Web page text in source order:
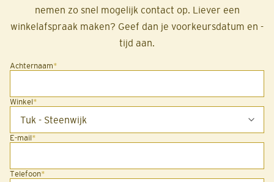
nemen zo snel mogelijk contact op. Liever een
winkelafspraak maken? Geef dan je voorkeursdatum en -
tijd aan.
Achternaam*
Winkel*
E-mail*
Telefoon*